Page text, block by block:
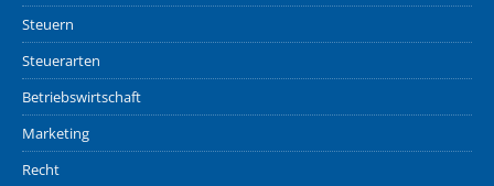
Steuern
Steuerarten
Betriebswirtschaft
Marketing
Recht